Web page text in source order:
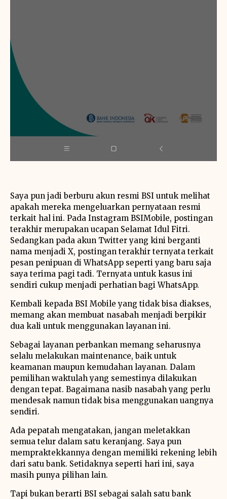
Saya pun jadi berburu akun resmi BSI untuk melihat
apakah mereka mengeluarkan pernyataan resmi
terkait hal ini. Pada Instagram BSIMobile, postingan
terakhir merupakan ucapan Selamat Idul Fitri.
Sedangkan pada akun Twitter yang kini berganti
nama menjadi X, postingan terakhir ternyata terkait
pesan penipuan di WhatsApp seperti yang baru saja
saya terima pagi tadi. Ternyata untuk kasus ini
sendiri cukup menjadi perhatian bagi WhatsApp.
Kembali kepada BSI Mobile yang tidak bisa diakses,
memang akan membuat nasabah menjadi berpikir
dua kali untuk menggunakan layanan ini.
Sebagai layanan perbankan memang seharusnya
selalu melakukan maintenance, baik untuk
keamanan maupun kemudahan layanan. Dalam
pemilihan waktulah yang semestinya dilakukan
dengan tepat. Bagaimana nasib nasabah yang perlu
mendesak namun tidak bisa menggunakan uangnya
sendiri.
Ada pepatah mengatakan, jangan meletakkan
semua telur dalam satu keranjang. Saya pun
mempraktekkannya dengan memiliki rekening lebih
dari satu bank. Setidaknya seperti hari ini, saya
masih punya pilihan lain.
Tapi bukan berarti BSI sebagai salah satu bank